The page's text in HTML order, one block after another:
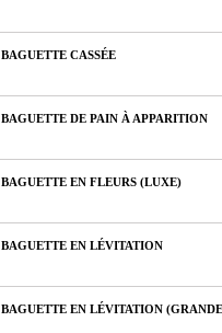
BAGUETTE CASSÉE
BAGUETTE DE PAIN À APPARITION
BAGUETTE EN FLEURS (LUXE)
BAGUETTE EN LÉVITATION
BAGUETTE EN LÉVITATION